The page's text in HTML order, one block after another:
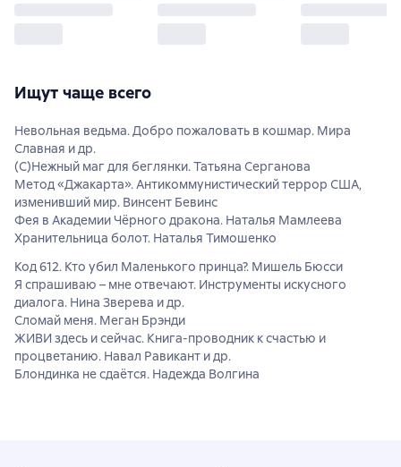
Ищут чаще всего
Невольная ведьма. Добро пожаловать в кошмар. Мира
Славная и др.
(С)Нежный маг для беглянки. Татьяна Серганова
Метод «Джакарта». Антикоммунистический террор США,
изменивший мир. Винсент Бевинс
Фея в Академии Чёрного дракона. Наталья Мамлеева
Хранительница болот. Наталья Тимошенко
Код 612. Кто убил Маленького принца?. Мишель Бюсси
Я спрашиваю – мне отвечают. Инструменты искусного
диалога. Нина Зверева и др.
Сломай меня. Меган Брэнди
ЖИВИ здесь и сейчас. Книга-проводник к счастью и
процветанию. Навал Равикант и др.
Блондинка не сдаётся. Надежда Волгина